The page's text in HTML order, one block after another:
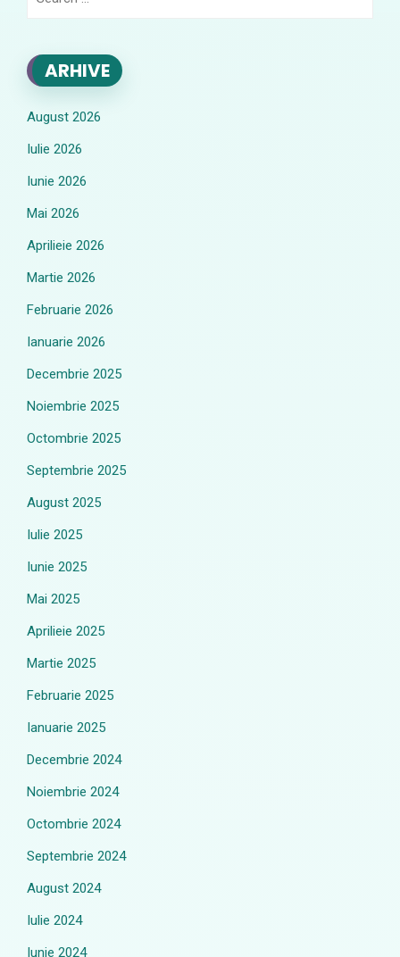
ARHIVE
August 2026
Iulie 2026
Iunie 2026
Mai 2026
Aprilieie 2026
Martie 2026
Februarie 2026
Ianuarie 2026
Decembrie 2025
Noiembrie 2025
Octombrie 2025
Septembrie 2025
August 2025
Iulie 2025
Iunie 2025
Mai 2025
Aprilieie 2025
Martie 2025
Februarie 2025
Ianuarie 2025
Decembrie 2024
Noiembrie 2024
Octombrie 2024
Septembrie 2024
August 2024
Iulie 2024
Iunie 2024